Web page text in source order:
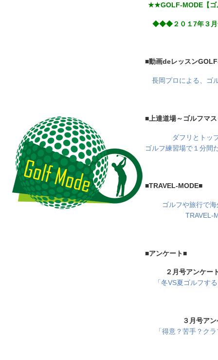
★★GOLF-MODE【
◆◆◆２０１7年３
■動画deレッスン
長岡プロによる、ゴ
■上達道場～ゴルフマ
ダフリとトッ
ゴルフ練習場で１分間
■TRAVEL-MODE■
ゴルフや旅行で
TRAVEL-
■アンケート■
２月号アンケー
「冬VS夏ゴルフす
３月号ア
「得意？苦手？ク